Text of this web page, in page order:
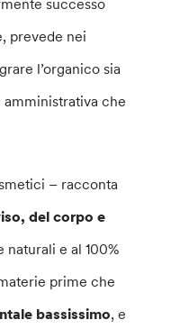
successo
prevede nei
l’organico sia
che
– racconta
del corpo e
e al 100%
prime che
bassissimo, e